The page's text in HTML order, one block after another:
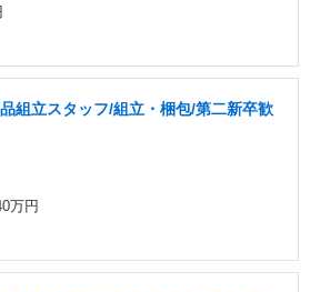
組立スタッフ/組立・梱包/第二新卒歓
万円